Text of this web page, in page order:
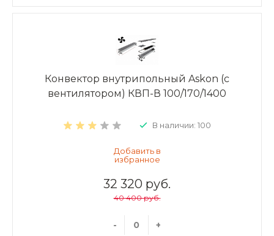
Конвектор внутрипольный Askon (с
вентилятором) КВП-В 100/170/1400
В наличии: 100
32 320 руб.
40 400 руб.
- +